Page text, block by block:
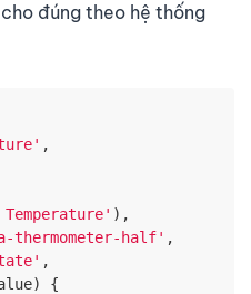
đúng theo hệ thống
,
Temperature' ),
half' ,
,
) {